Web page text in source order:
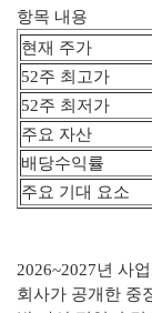
항목 내용
현재 주가
52주 최고가
52주 최저가
주요 자산
배당수익률
주요 기대 요소
2026~2027년 사
회사가 공개한 중